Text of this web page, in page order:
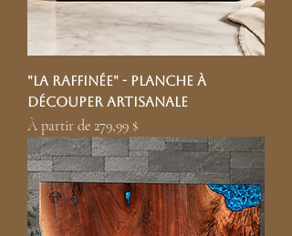
"La raffinée" - Planche à
découper artisanale
À partir de 279,99 $
Prix promotionnel